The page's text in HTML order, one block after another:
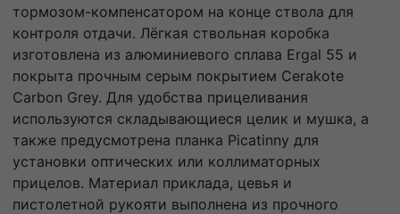
тормозом-компенсатором на конце ствола для
контроля отдачи. Лёгкая ствольная коробка
изготовлена из алюминиевого сплава Ergal 55 и
покрыта прочным серым покрытием Cerakote
Carbon Grey. Для удобства прицеливания
используются складывающиеся целик и мушка, а
также предусмотрена планка Picatinny для
установки оптических или коллиматорных
прицелов. Материал приклада, цевья и
пистолетной рукояти выполнена из прочного